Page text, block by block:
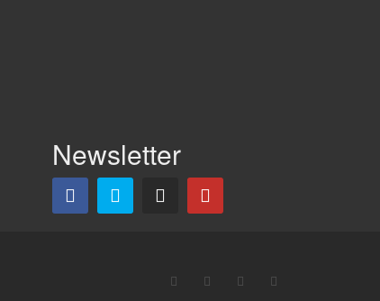
Newsletter